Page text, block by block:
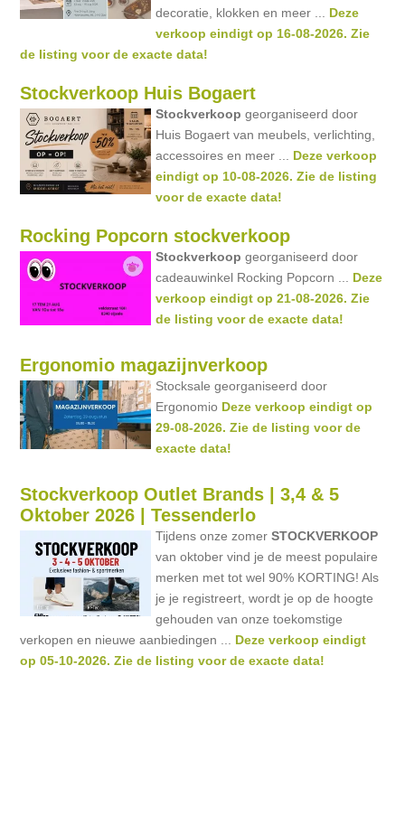
decoratie, klokken en meer ... Deze
verkoop eindigt op 16-08-2026. Zie
de listing voor de exacte data!
Stockverkoop Huis Bogaert
Stockverkoop georganiseerd door
Huis Bogaert van meubels, verlichting,
accessoires en meer ... Deze verkoop
eindigt op 10-08-2026. Zie de listing
voor de exacte data!
Rocking Popcorn stockverkoop
Stockverkoop georganiseerd door
cadeauwinkel Rocking Popcorn ... Deze
verkoop eindigt op 21-08-2026. Zie
de listing voor de exacte data!
Ergonomio magazijnverkoop
Stocksale georganiseerd door
Ergonomio Deze verkoop eindigt op
29-08-2026. Zie de listing voor de
exacte data!
Stockverkoop Outlet Brands | 3,4 & 5
Oktober 2026 | Tessenderlo
Tijdens onze zomerSTOCKVERKOOP
van oktober vind je de meest populaire
merken met tot wel 90% KORTING! Als
je je registreert, wordt je op de hoogte
gehouden van onze toekomstige
verkopen en nieuwe aanbiedingen ... Deze verkoop eindigt
op 05-10-2026. Zie de listing voor de exacte data!